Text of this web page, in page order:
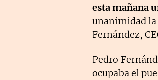
esta mañana
unanimidad la
Fernández,
Pedro
ocupaba el